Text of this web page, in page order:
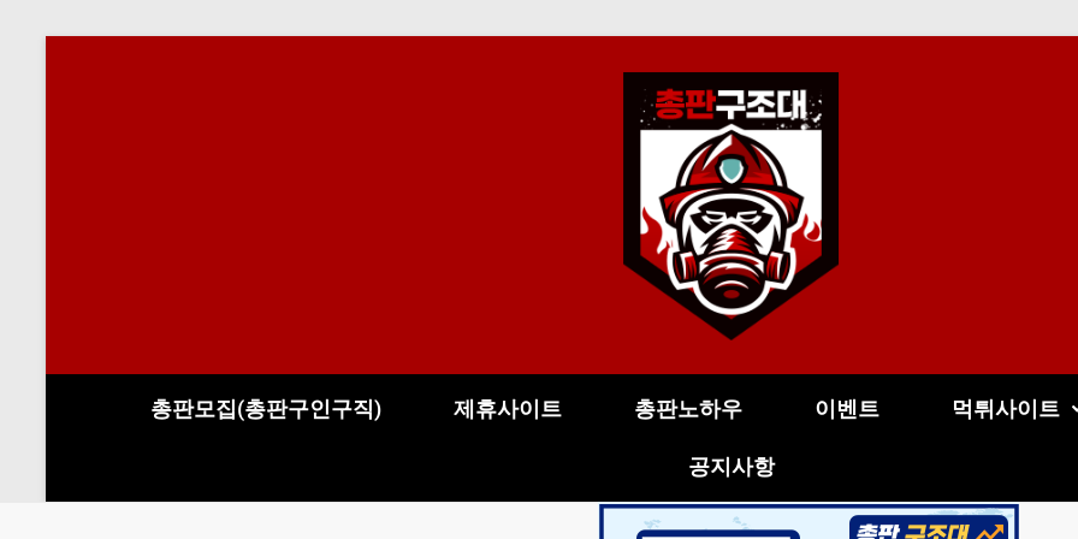
총판모집(총판구인구직) 제휴사이트 총판노하우 이벤트 먹튀사이트
공지사항